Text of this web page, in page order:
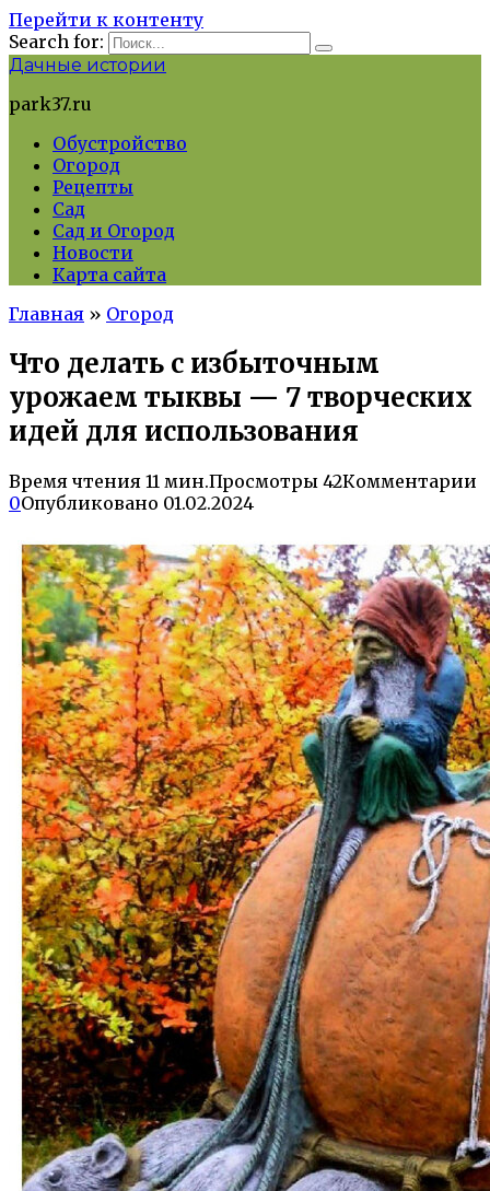
Перейти к контенту
Search for:
Дачные истории
park37.ru
Обустройство
Огород
Рецепты
Сад
Сад и Огород
Новости
Карта сайта
Главная » Огород
Что делать с избыточным
урожаем тыквы — 7 творческих
идей для использования
Время чтения 11 мин.Просмотры 42Комментарии
0Опубликовано 01.02.2024